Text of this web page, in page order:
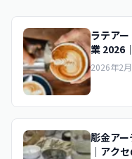
ラテア
業 2026
ン集客
2026年2
彫金ア
｜アク